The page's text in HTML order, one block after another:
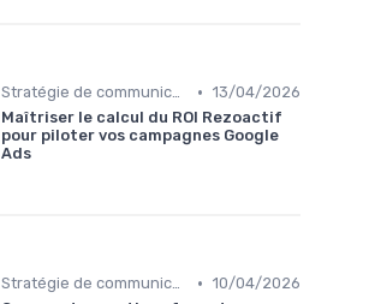
Stratégie de communication d’entreprise • 13/04/2026
Maîtriser le calcul du ROI Rezoactif
pour piloter vos campagnes Google
Ads
Stratégie de communication d’entreprise • 10/04/2026